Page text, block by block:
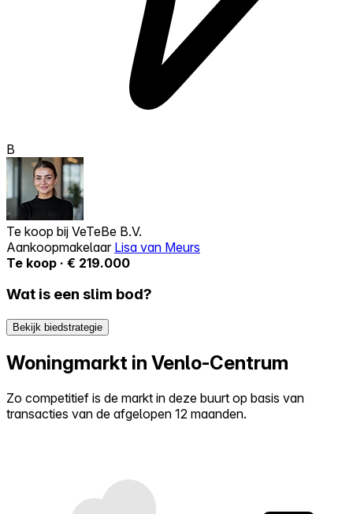
B
Te koop bij VeTeBe B.V.
Aankoopmakelaar Lisa van Meurs
Te koop · € 219.000
Wat is een slim bod?
Bekijk biedstrategie
Woningmarkt in Venlo-Centrum
Zo competitief is de markt in deze buurt op basis van
transacties van de afgelopen 12 maanden.